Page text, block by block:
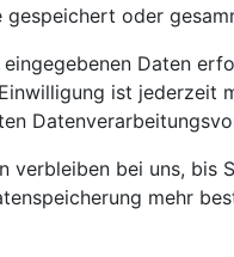
oder
Daten
ist
bei uns, bis
mehr